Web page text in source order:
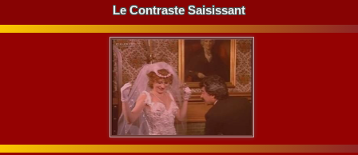
Le Contraste Saisissant